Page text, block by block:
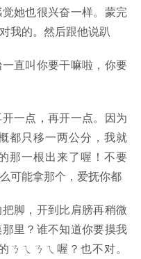
她也很兴奋一样。蒙完
我的。然后跟他说趴
直叫你要干嘛啦，你要
一点，再开一点。因为
都只移一两公分，我就
那一根出来了喔！不要
可能拿那个，爱抚你都
脚，开到比肩膀再稍微
里？谁不知道你要摸我
ㄟㄋㄟ喔？也不对。